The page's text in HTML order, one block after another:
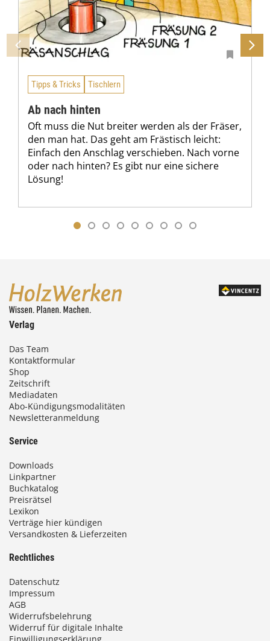
Tipps & Tricks Tischlern
Ab nach hinten
Oft muss die Nut breiter werden als der Fräser,
den man hat. Das geht am Frästisch leicht:
Einfach den Anschlag verschieben. Nach vorne
oder nach hinten? Es gibt nur eine sichere
Lösung!
Verlag
Das Team
Kontaktformular
Shop
Zeitschrift
Mediadaten
Abo-Kündigungsmodalitäten
Newsletteranmeldung
Service
Downloads
Linkpartner
Buchkatalog
Preisrätsel
Lexikon
Verträge hier kündigen
Versandkosten & Lieferzeiten
Rechtliches
Datenschutz
Impressum
AGB
Widerrufsbelehrung
Widerruf für digitale Inhalte